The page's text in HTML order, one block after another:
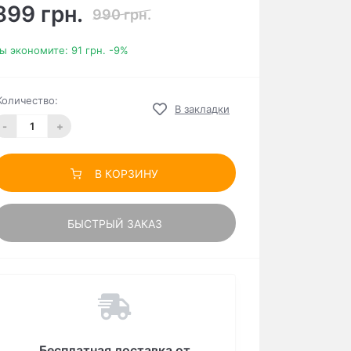
грн. 990 грн.
экономите: 91 грн. -9%
- +
В закладки
В КОРЗИНУ
БЫСТРЫЙ ЗАКАЗ